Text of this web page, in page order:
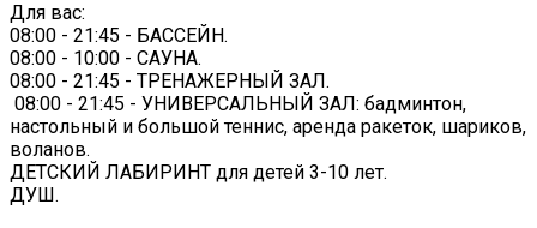
Для вас:
08:00 - 21:45 - БАССЕЙН.
08:00 - 10:00 - САУНА.
08:00 - 21:45 - ТРЕНАЖЕРНЫЙ ЗАЛ.
‍ 08:00 - 21:45 - УНИВЕРСАЛЬНЫЙ ЗАЛ: бадминтон,
настольный и большой теннис, аренда ракеток, шариков,
воланов.
ДЕТСКИЙ ЛАБИРИНТ для детей 3-10 лет.
ДУШ.